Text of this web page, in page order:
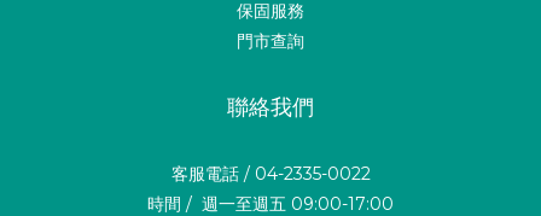
保固服務
門市查詢
聯絡我們
客服電話 / 04-2335-0022
時間 / 週一至週五 09:00-17:00